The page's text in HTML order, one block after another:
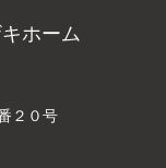
ホーム
２０号